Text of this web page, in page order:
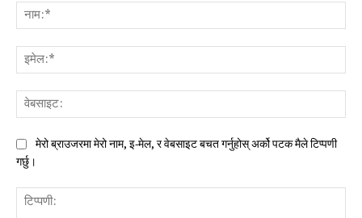
मेरो ब्राउजरमा मेरो नाम, इ-मेल, र वेबसाइट बचत गर्नुहोस् अर्को पटक मैले टिप्पणी
गर्छु।